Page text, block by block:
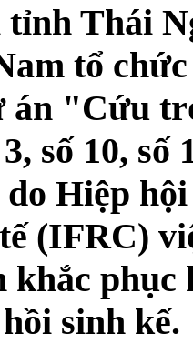
tỉnh Thái
tổ
án "Cứu
số 10,
Hiệp
(IFRC)
phục
sinh kế.